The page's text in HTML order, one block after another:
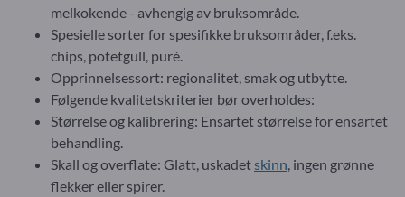
melkokende - avhengig av bruksområde.
Spesielle sorter for spesifikke bruksområder, f.eks.
chips, potetgull, puré.
Opprinnelsessort: regionalitet, smak og utbytte.
Følgende kvalitetskriterier bør overholdes:
Størrelse og kalibrering: Ensartet størrelse for ensartet
behandling.
Skall og overflate: Glatt, uskadetskinn , ingen grønne
flekker eller spirer.